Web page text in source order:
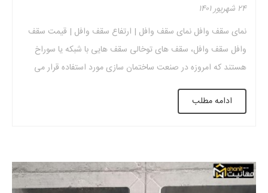
۲۴ شهریور ۱۴۰۱
نمای سقف وافل نمای سقف وافل | ارتفاع سقف وافل | قیمت سقف
وافل سقف وافل، سقف های توخالی سقف هایی با شبکه یا سوراخ
هستند که امروزه در صنعت ساختمان سازی مورد استفاده قرار می
گیرند. این مدل سقف نوعی سقف بتنی معمولی است که توسط دال
بالایی از بتن مسلح به همان ضخامت […]
ادامه مطلب